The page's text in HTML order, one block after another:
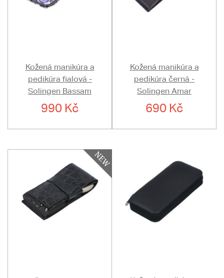
Kožená manikúra a
pedikúra fialová -
Solingen Bassam
990 Kč
Kožená manikúra a
pedikúra černá -
Solingen Amar
690 Kč